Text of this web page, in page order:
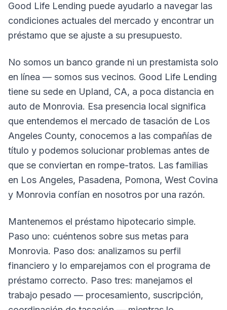
Good Life Lending puede ayudarlo a navegar las
condiciones actuales del mercado y encontrar un
préstamo que se ajuste a su presupuesto.
No somos un banco grande ni un prestamista solo
en línea — somos sus vecinos. Good Life Lending
tiene su sede en Upland, CA, a poca distancia en
auto de Monrovia. Esa presencia local significa
que entendemos el mercado de tasación de Los
Angeles County, conocemos a las compañías de
título y podemos solucionar problemas antes de
que se conviertan en rompe-tratos. Las familias
en Los Angeles, Pasadena, Pomona, West Covina
y Monrovia confían en nosotros por una razón.
Mantenemos el préstamo hipotecario simple.
Paso uno: cuéntenos sobre sus metas para
Monrovia. Paso dos: analizamos su perfil
financiero y lo emparejamos con el programa de
préstamo correcto. Paso tres: manejamos el
trabajo pesado — procesamiento, suscripción,